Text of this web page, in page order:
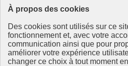
À propos des cookies
Des cookies sont utilisés sur ce
fonctionnement et, avec votre
communication ainsi que pour
améliorer votre expérience
changer ce choix à tout moment